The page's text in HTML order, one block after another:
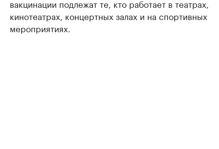
вакцинации подлежат те, кто работает в театрах,
кинотеатрах, концертных залах и на спортивных
мероприятиях.